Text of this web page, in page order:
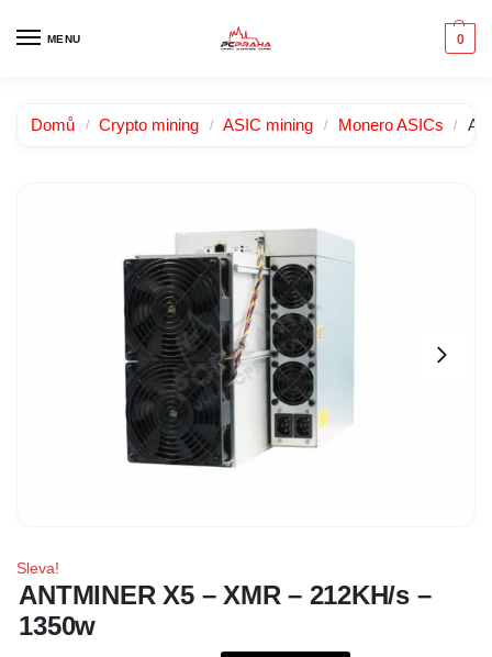
MENU 0
Domů / Crypto mining / ASIC mining / Monero ASICs /
Sleva!
ANTMINER X5 – XMR – 212KH/s –
1350w